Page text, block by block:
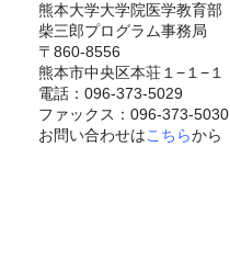
熊本大学大学院医学教育部
柴三郎プログラム事務局
〒860-8556
熊本市中央区本荘１−１−１
電話：096-373-5029
ファックス：096-373-5030
お問い合わせはこちらから